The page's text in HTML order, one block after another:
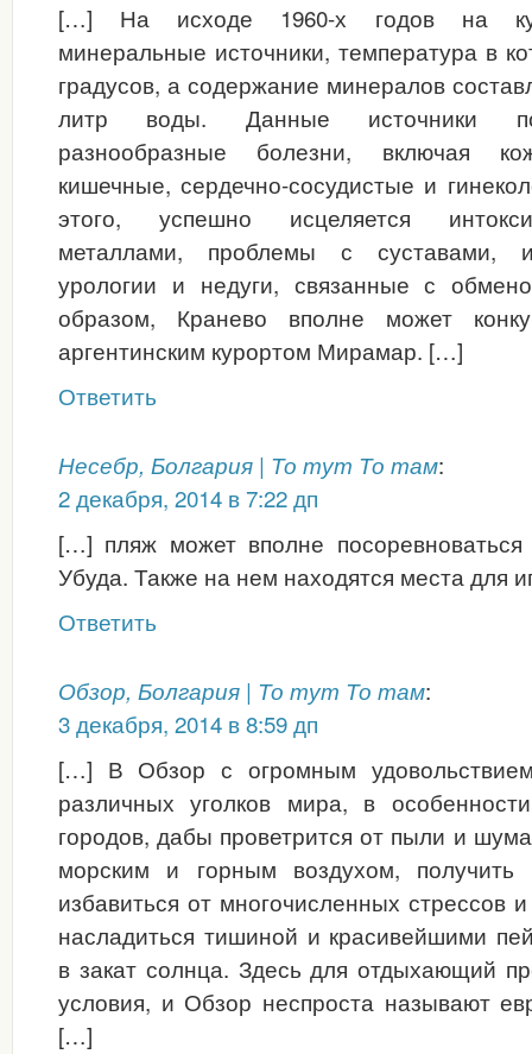
[…] На исходе 1960-х годов на
минеральные источники, температура в
градусов, а содержание минералов
литр воды. Данные источники
разнообразные болезни, включая
кишечные, сердечно-сосудистые и
этого, успешно исцеляется
металлами, проблемы с суставами,
урологии и недуги, связанные с
образом, Кранево вполне может
аргентинским курортом Мирамар. […]
Ответить
Несебр, Болгария | То тут То там:
2 декабря, 2014 в 7:22 дп
[…] пляж может вполне
Убуда. Также на нем находятся места для
Ответить
Обзор, Болгария | То тут То там:
3 декабря, 2014 в 8:59 дп
[…] В Обзор с огромным
различных уголков мира, в
городов, дабы проветрится от пыли и
морским и горным воздухом, получить
избавиться от многочисленных стрессов
насладиться тишиной и красивейшими
в закат солнца. Здесь для отдыхающий
условия, и Обзор неспроста называют
[…]